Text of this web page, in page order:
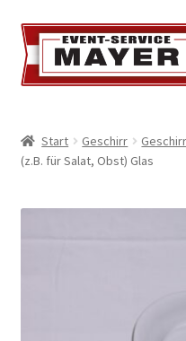
Event-Service
Standort & Öffnungszeiten
Start Geschirr
(z.B. für Salat, Obst) Glas